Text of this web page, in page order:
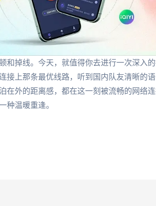
和掉线。今天，就值得你去进行一次深入
接上那条最优线路，听到国内队友清晰的
在外的距离感，都在这一刻被流畅的网络
种温暖重逢。